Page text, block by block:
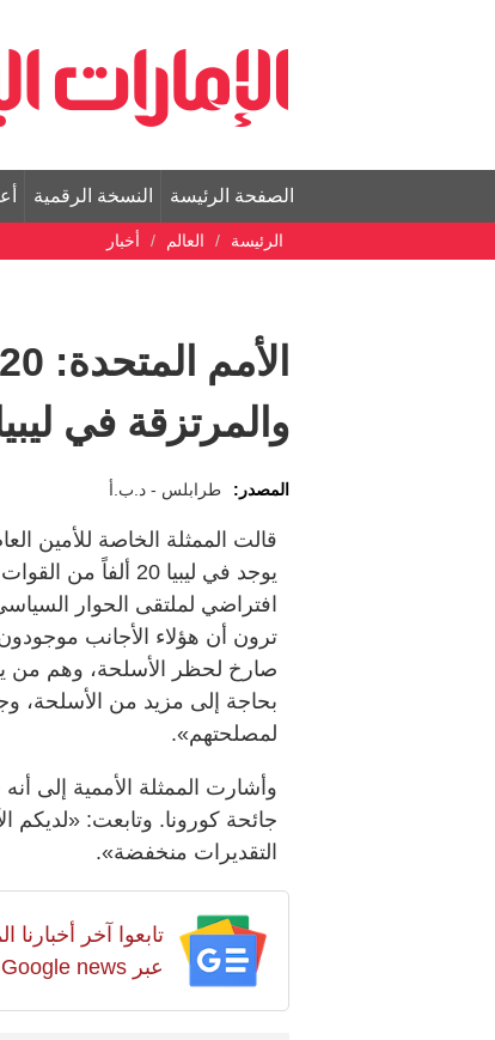
الصفحة الرئيسة النسخة الرقمية
الرئيسة العالم أخبار
والمرتزقة في
المصدر: طرابلس - د.ب.أ
قالت الممثلة الخاصة للأمين
يوجد في ليبيا 20
افتراضي لملتقى الحوار
ترون أن هؤلاء الأجانب
صارخ لحظر الأسلحة، وهم من
بحاجة إلى مزيد من الأسلحة،
لمصلحتهم».
وأشارت الممثلة الأممية إلى
التقديرات منخفضة».
تابعوا آخر
عبر Google news